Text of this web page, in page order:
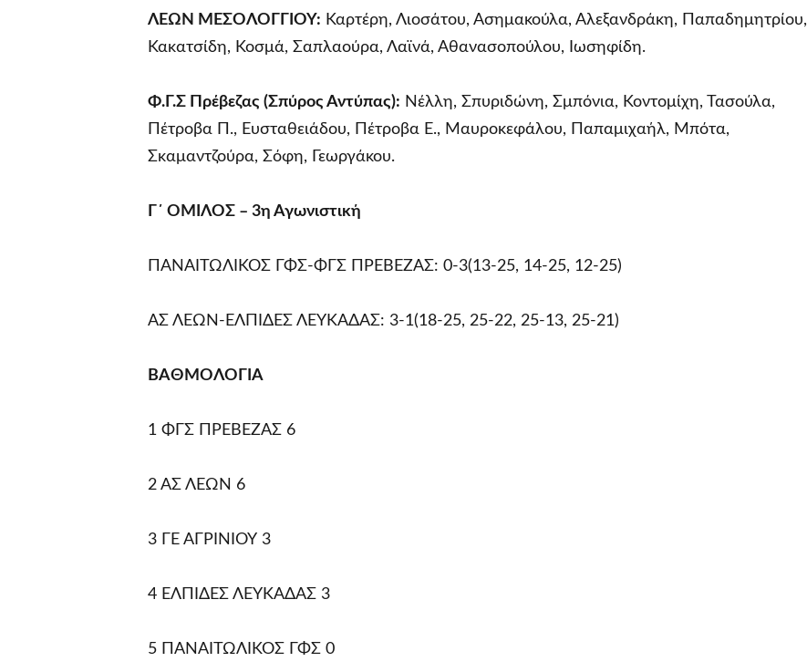
ΛΕΩΝ ΜΕΣΟΛΟΓΓΙΟΥ: Καρτέρη, Λιοσάτου, Ασημακούλα, Αλεξανδράκη, Παπαδημητρίου,
Κακατσίδη, Κοσμά, Σαπλαούρα, Λαϊνά, Αθανασοπούλου, Ιωσηφίδη.
Φ.Γ.Σ Πρέβεζας (Σπύρος Αντύπας): Νέλλη, Σπυριδώνη, Σμπόνια, Κοντομίχη, Τασούλα,
Πέτροβα Π., Ευσταθειάδου, Πέτροβα Ε., Μαυροκεφάλου, Παπαμιχαήλ, Μπότα,
Σκαμαντζούρα, Σόφη, Γεωργάκου.
Γ΄ ΟΜΙΛΟΣ – 3η Αγωνιστική
ΠΑΝΑΙΤΩΛΙΚΟΣ ΓΦΣ-ΦΓΣ ΠΡΕΒΕΖΑΣ: 0-3(13-25, 14-25, 12-25)
ΑΣ ΛΕΩΝ-ΕΛΠΙΔΕΣ ΛΕΥΚΑΔΑΣ: 3-1(18-25, 25-22, 25-13, 25-21)
ΒΑΘΜΟΛΟΓΙΑ
1 ΦΓΣ ΠΡΕΒΕΖΑΣ 6
2 ΑΣ ΛΕΩΝ 6
3 ΓΕ ΑΓΡΙΝΙΟΥ 3
4 ΕΛΠΙΔΕΣ ΛΕΥΚΑΔΑΣ 3
5 ΠΑΝΑΙΤΩΛΙΚΟΣ ΓΦΣ 0